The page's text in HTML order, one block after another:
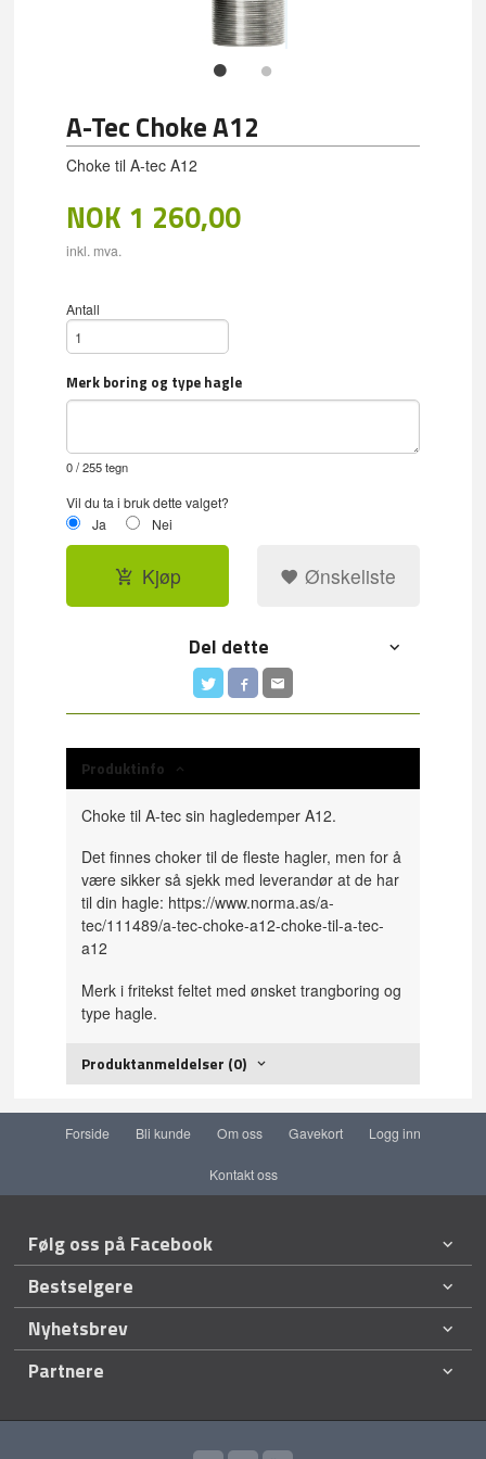
A-Tec Choke A12
Choke til A-tec A12
NOK 1 260,00
inkl. mva.
Antall
Merk boring og type hagle
0/ 255 tegn
Vil du ta i bruk dette valget?
Ja
Nei
Kjøp Ønskeliste
Del dette
Produktinfo
Choke til A-tec sin hagledemper A12.
Det finnes choker til de fleste hagler, men for å
være sikker så sjekk med leverandør at de har
til din hagle: https://www.norma.as/a-
tec/111489/a-tec-choke-a12-choke-til-a-tec-
a12
Merk i fritekst feltet med ønsket trangboring og
type hagle.
Produktanmeldelser (0)
Forside Bli kunde Om oss Gavekort Logg inn
Kontakt oss
Følg oss på Facebook
Bestselgere
Nyhetsbrev
Partnere